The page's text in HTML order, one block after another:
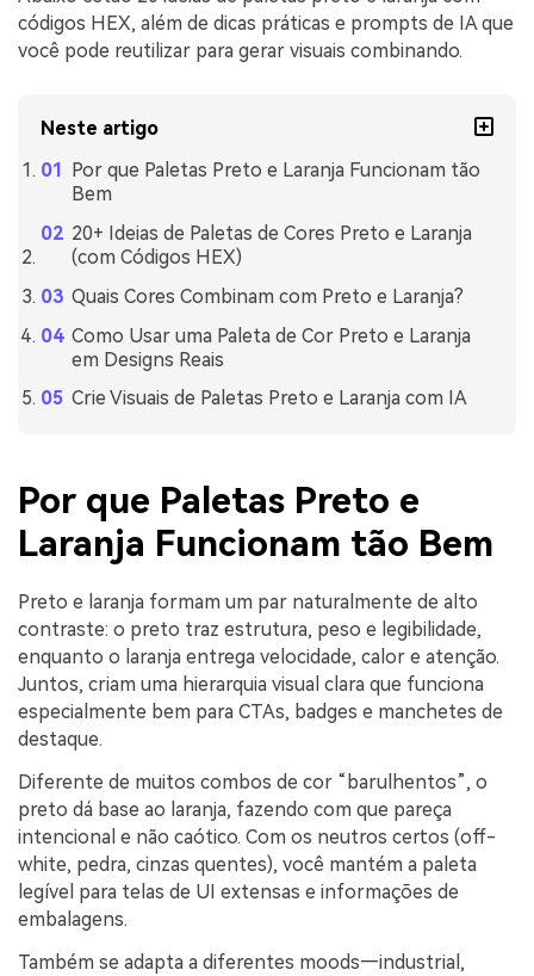
códigos HEX, além de dicas práticas e prompts de IA que
você pode reutilizar para gerar visuais combinando.
Neste artigo
Por que Paletas Preto e Laranja Funcionam tão
Bem
20+ Ideias de Paletas de Cores Preto e Laranja
(com Códigos HEX)
Quais Cores Combinam com Preto e Laranja?
Como Usar uma Paleta de Cor Preto e Laranja
em Designs Reais
Crie Visuais de Paletas Preto e Laranja com IA
Por que Paletas Preto e
Laranja Funcionam tão Bem
Preto e laranja formam um par naturalmente de alto
contraste: o preto traz estrutura, peso e legibilidade,
enquanto o laranja entrega velocidade, calor e atenção.
Juntos, criam uma hierarquia visual clara que funciona
especialmente bem para CTAs, badges e manchetes de
destaque.
Diferente de muitos combos de cor “barulhentos”, o
preto dá base ao laranja, fazendo com que pareça
intencional e não caótico. Com os neutros certos (off-
white, pedra, cinzas quentes), você mantém a paleta
legível para telas de UI extensas e informações de
embalagens.
Também se adapta a diferentes moods—industrial,